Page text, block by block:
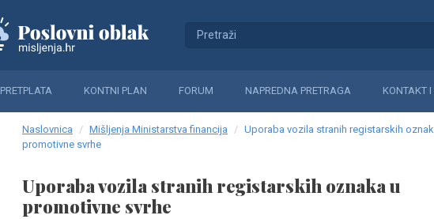
PRETPLATA KONTNI PLAN FORUM NAPREDNA PRETRAGA KONTAKT
Naslovnica Mišljenja Ministarstva financija
Uporaba vozila stranih registarskih
promotivne svrhe
Uporaba vozila stranih registarskih oznaka u
promotivne svrhe